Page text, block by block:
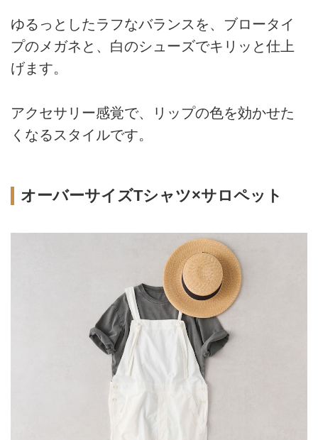
ゆるっとしたラフなバランスを、ブロータイ
プのメガネと、白のシューズでキリッと仕上
げます。
アクセサリー感覚で、リップの色を効かせた
くなるスタイルです。
オーバーサイズTシャツ×サロペット